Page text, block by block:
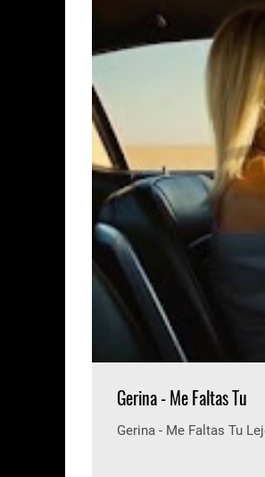
Gerina - Me Faltas Tu
Gerina - Me Faltas Tu